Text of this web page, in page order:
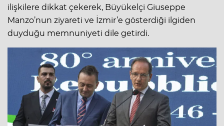
ilişkilere dikkat çekerek, Büyükelçi Giuseppe
Manzo’nun ziyareti ve İzmir’e gösterdiği ilgiden
duyduğu memnuniyeti dile getirdi.